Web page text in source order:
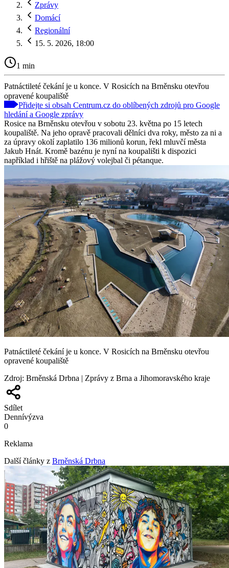
Zprávy
Domácí
Regionální
15. 5. 2026, 18:00
1 min
Patnáctileté čekání je u konce. V Rosicích na Brněnsku otevřou
opravené koupaliště
Přidejte si obsah Centrum.cz do oblíbených zdrojů pro Google
hledání a Google zprávy
Rosice na Brněnsku otevřou v sobotu 23. května po 15 letech
koupaliště. Na jeho opravě pracovali dělníci dva roky, město za ni a
za úpravy okolí zaplatilo 136 milionů korun, řekl mluvčí města
Jakub Hnát. Kromě bazénu je nyní na koupališti k dispozici
například i hřiště na plážový volejbal či pétanque.
Patnáctileté čekání je u konce. V Rosicích na Brněnsku otevřou
opravené koupaliště
Zdroj: Brněnská Drbna | Zprávy z Brna a Jihomoravského kraje
Sdílet
Dennívýzva
0
Reklama
Další články z Brněnská Drbna